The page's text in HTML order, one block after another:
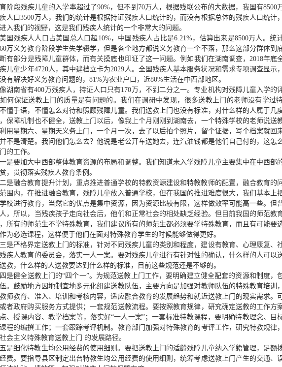
阶段残疾儿童的入学率超过了90%，但不到70万人，根据残联公布的大数据，我国有8500
人口3500万人，我们的统计是根据持证残疾人口统计的，而没有根据总体的残疾人口统计
入我们的视野，这是我们残疾人统计的一个非常大的问题。
美国残疾人人口占美国总人口超10%，中国残疾人占比是6.21%，估算出来是8500万人。统
万义务教育阶段学生失学辍学，但是各个地方都说义务教育一个不落，那么这部分群体到
有部分是残障儿童群体，而有关摸底也印证了这一问题。例如我们在湖南调查，2018年底
儿童少年4720人，其中建档立卡为2029人。全国残疾人基本服务状况和需求专项调查显示
有解决好义务教育问题的，81%为农业户口，近80%生活在中西部地区。
像湖南省有400万残疾人，持证人口只有170万，不到二分之一。专业机构对残障儿童入学的
何保证送教上门的质量是有问题的。我们在调研中发现，很多送教上门的老师没有学过
懂手语，不懂怎么对待和照顾残障儿童。我们送教上门也没有标准，对什么样的人属于几
保障机制也不健全，送教上门以后，像我上个月刚刚到湖南去，一个特殊学校的老师说送
用星期六、星期天义务上门，一个月一次，去了以后拍个照片，留个证据，写个档案就回
不是清楚。我问他们怎么去？他说是老公开车送她去，连汽油钱都是他们自己付的，这怎
的工作。
一是要加大中西部整体教育资源的布局和调整。我们知道未入学残障儿童主要集中在中西部
，贯彻落实残疾人教育条例。
二是融合教育提升计划，重点推进普通学校的特教资源建设和特教教师的配置，融合教育的
围内，在推进融合教育，残障儿童放入普通学校，但在我国的推进难度很大，我们基本上
校进行教育，当然它的优点是集中资源，因为资源比较有限，这样做效率可能高一些。但
，所以，当残疾孩子走向社会后，他们和正常社会的相处缺乏经验。但目前我国的师范教
所有的师范生不学特殊教育，我们建议所有的师范生都必须要学特殊教育，而且有可能要
为必选课程，这样便于他们在面对特殊教育学生的时候能够做得更好。
三是严格界定送教上门的标准，针对不同残疾儿童的类别和程度，建设有教育、心理康复、
疾人教育的委员会，落实一人一案。要对残疾儿童进行有针对性的确认，什么样的人可以
教，什么样的人送教要达到什么样的标准，目前这些规范还是不够的。
四是健全送教上门的“四个一”。为规范送教上门工作，要明确建立健全配套的资源和制度，
。鼓励地方因地制宜地多元化组建送教队伍，主要方向是加强对教师队伍的特殊教育培训
师教育、准入、培训和考核内容，适应融合教育的发展趋势和就近送教上门的现实需求。
者政府购买服务方式提供；一套规范送教流程。要按照教育规律，研究确定送教的工作方
、授课内容、教学档案等，落实好“一人一案”；一套标准特教课程，要明确特教理念、目
程的编撰工作；一套跟踪考评机制。教育部门加强对特殊教育的考评工作，研究特教规律
会主义特殊教育送教上门 的发展路径。
五是细化特教生均公用经费的使用细则。要把送教上门的适龄残障儿童纳入学籍管理，足额
费。要指导县区制定出台特教生均公用经费的使用细则，统筹考虑送教上门产生的交通、